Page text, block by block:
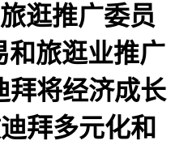
逛推广委员
和旅逛业推广
拜将经济成长
拜多元化和